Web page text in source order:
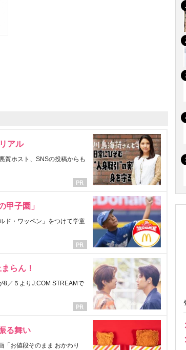
アル
質ホスト、SNSの投稿からも
甲子園」
ド・ワッペン」をつけて学童
らん！
8／５よりJ:COM STREAMで
る舞い
「お値段そのまま おかわり